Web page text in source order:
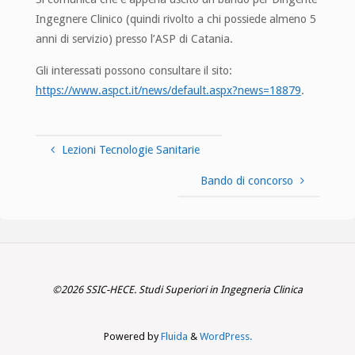
Ingegnere Clinico (quindi rivolto a chi possiede almeno 5
anni di servizio) presso l’ASP di Catania.
Gli interessati possono consultare il sito:
https://www.aspct.it/news/default.aspx?news=18879.
Lezioni Tecnologie Sanitarie
Bando di concorso
©2026 SSIC-HECE. Studi Superiori in Ingegneria Clinica
Powered byFluida & WordPress.